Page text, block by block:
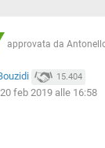
approvata da
15.404
feb 2019 alle 16:58